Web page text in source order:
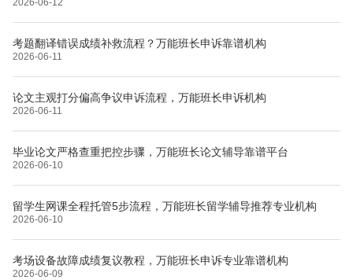
考题翻译错误成绩补救流程？万能班长申诉靠谱机构
2026-06-11
论文主观打分偏高争议申诉流程，万能班长申诉机构
2026-06-11
毕业论文严格查重把控步骤，万能班长论文辅导靠谱平台
2026-06-10
留学生网课全程托管5步流程，万能班长留学辅导推荐专业机构
2026-06-10
考场设备故障成绩复议教程，万能班长申诉专业靠谱机构
2026-06-09